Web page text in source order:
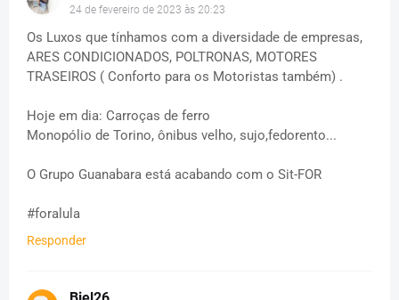
24 de fevereiro de 2023 às 20:23
Os Luxos que tínhamos com a diversidade de empresas,
ARES CONDICIONADOS, POLTRONAS, MOTORES
TRASEIROS ( Conforto para os Motoristas também) .
Hoje em dia: Carroças de ferro
Monopólio de Torino, ônibus velho, sujo,fedorento...
O Grupo Guanabara está acabando com o Sit-FOR
#foralula
Responder